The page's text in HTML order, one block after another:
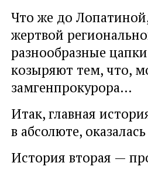
Что же до
жертвой
разнообразные
козыряют тем, что,
замгенпрокурора…
Итак, главная
в абсолюте,
История вторая —